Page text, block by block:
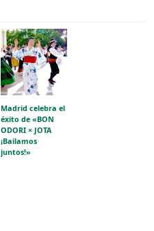
Madrid celebra el
éxito de «BON
ODORI × JOTA
¡Bailamos
juntos!»